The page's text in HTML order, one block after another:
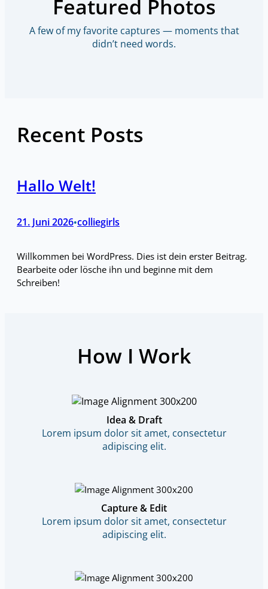
Featured Photos
A few of my favorite captures — moments that
didn’t need words.
Recent Posts
Hallo Welt!
21. Juni 2026•colliegirls
Willkommen bei WordPress. Dies ist dein erster Beitrag.
Bearbeite oder lösche ihn und beginne mit dem
Schreiben!
How I Work
Idea & Draft
Lorem ipsum dolor sit amet, consectetur
adipiscing elit.
Capture & Edit
Lorem ipsum dolor sit amet, consectetur
adipiscing elit.